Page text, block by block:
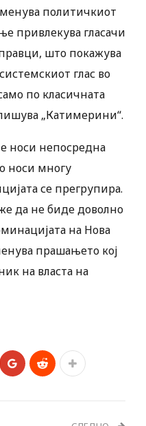
политичкиот
привлекува гласачи
што покажува
глас во
по класичната
„Катимерини“.
носи непосредна
носи многу
се прегрупира.
да не биде доволно
на Нова
прашањето кој
на власта на